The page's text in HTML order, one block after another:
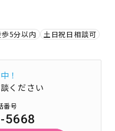
5分以内
土日祝日相談可
！
ください
番号
5668